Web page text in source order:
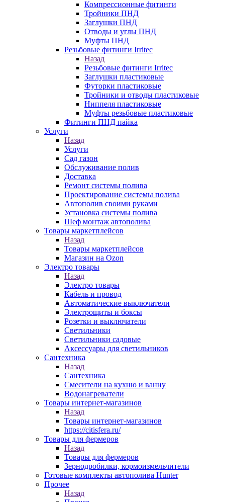
Компрессионные фитинги
Тройники ПНД
Заглушки ПНД
Отводы и углы ПНД
Муфты ПНД
Резьбовые фитинги Irritec
Назад
Резьбовые фитинги Irritec
Заглушки пластиковые
Футорки пластиковые
Тройники и отводы пластиковые
Ниппеля пластиковые
Муфты резьбовые пластиковые
Фитинги ПНД пайка
Услуги
Назад
Услуги
Сад газон
Обслуживание полив
Доставка
Ремонт системы полива
Проектирование системы полива
Автополив своими руками
Установка системы полива
Шеф монтаж автополива
Товары маркетплейсов
Назад
Товары маркетплейсов
Магазин на Ozon
Электро товары
Назад
Электро товары
Кабель и провод
Автоматические выключатели
Электрощиты и боксы
Розетки и выключатели
Светильники
Светильники садовые
Аксессуары для светильников
Сантехника
Назад
Сантехника
Смесители на кухню и ванну
Водонагреватели
Товары интернет-магазинов
Назад
Товары интернет-магазинов
https://citisfera.ru/
Товары для фермеров
Назад
Товары для фермеров
Зернодробилки, кормоизмельчители
Готовые комплекты автополива Hunter
Прочее
Назад